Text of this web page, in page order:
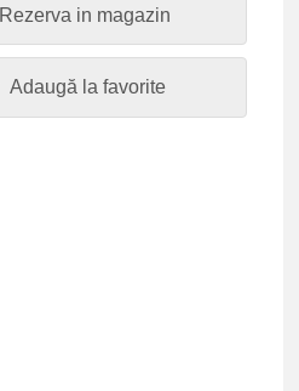
Rezerva in magazin
Adaugă la favorite